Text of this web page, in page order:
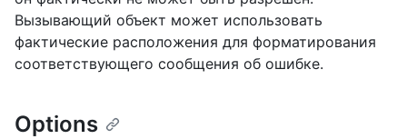
Вызывающий объект может использовать
фактические расположения для форматирования
соответствующего сообщения об ошибке.
Options